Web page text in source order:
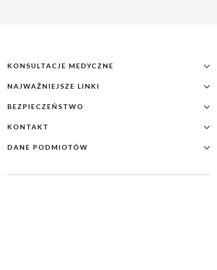
KONSULTACJE MEDYCZNE
NAJWAŻNIEJSZE LINKI
BEZPIECZEŃSTWO
KONTAKT
DANE PODMIOTÓW